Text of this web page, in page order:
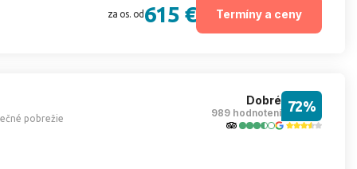
za os. od 615 € Termíny a ceny
pobrežie
Dobré
989 hodnotení 72%